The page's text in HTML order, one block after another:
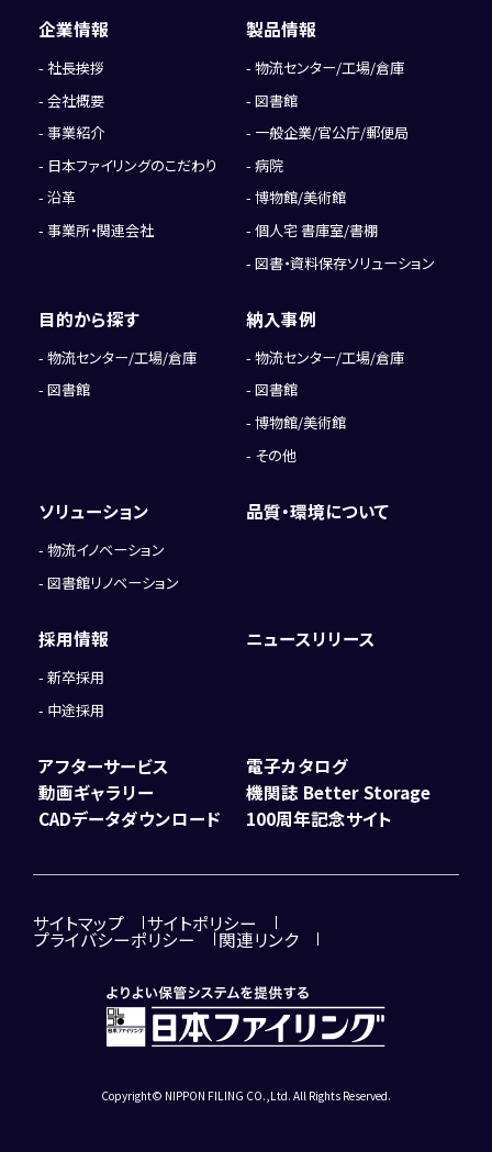
企業情報
社長挨拶
会社概要
事業紹介
日本ファイリングのこだわり
沿革
事業所・関連会社
製品情報
物流センター/工場/倉庫
図書館
一般企業/官公庁/郵便局
病院
博物館/美術館
個人宅 書庫室/書棚
図書・資料保存ソリューション
目的から探す
物流センター/工場/倉庫
図書館
納入事例
物流センター/工場/倉庫
図書館
博物館/美術館
その他
ソリューション
物流イノベーション
図書館リノベーション
品質・環境について
採用情報
新卒採用
中途採用
ニュースリリース
アフターサービス
電子カタログ
動画ギャラリー
機関誌 Better Storage
CADデータダウンロード
100周年記念サイト
サイトマップ サイトポリシー
プライバシーポリシー 関連リンク
Copyright© NIPPON FILING CO.,Ltd. All Rights Reserved.